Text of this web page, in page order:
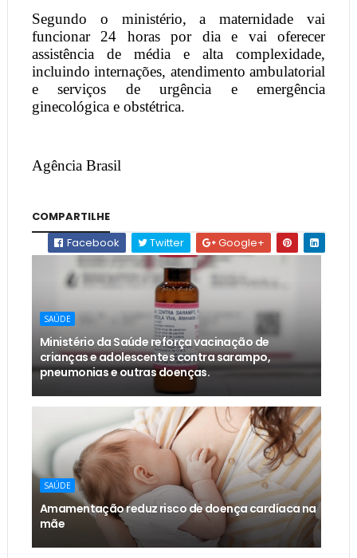
Segundo o ministério, a maternidade vai
funcionar 24 horas por dia e vai oferecer
assistência de média e alta complexidade,
incluindo internações, atendimento ambulatorial
e serviços de urgência e emergência
ginecológica e obstétrica.
Agência Brasil
COMPARTILHE
Facebook
Twitter Google+
SAÚDE
Ministério da Saúde reforça vacinação de
crianças e adolescentes contra sarampo,
pneumonias e outras doenças.
SAÚDE
Amamentação reduz risco de doença cardíaca na
mãe